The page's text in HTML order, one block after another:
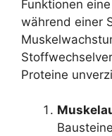
Funktionen
während einer
Proteine